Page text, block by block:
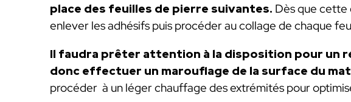
place des feuilles de pierre suivantes. Dès que cette
enlever les adhésifs puis procéder au collage de chaque
Il faudra prêter attention à la disposition pour un
donc effectuer un marouflage de la surface du
procéder à un léger chauffage des extrémités pour